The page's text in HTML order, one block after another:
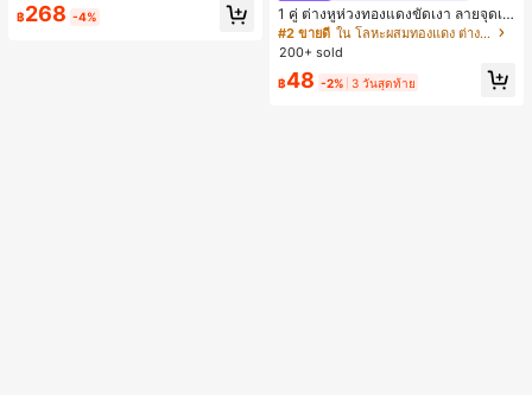
฿268 -4%
1 คู่ ต่างหูห่วงทองแดงขัดเงา ลายจุดเร
ขาคณิตสไตล์มินิมอล เหมาะสำหรับสว
มใส่ประจำวันแบบสบายๆ สำหรับผู้หญิง
#2 ขายดี
ใน โลหะผสมทองแดง ต่างหูผู้หญิง
200+ sold
฿48 -2% 3 วันสุดท้าย